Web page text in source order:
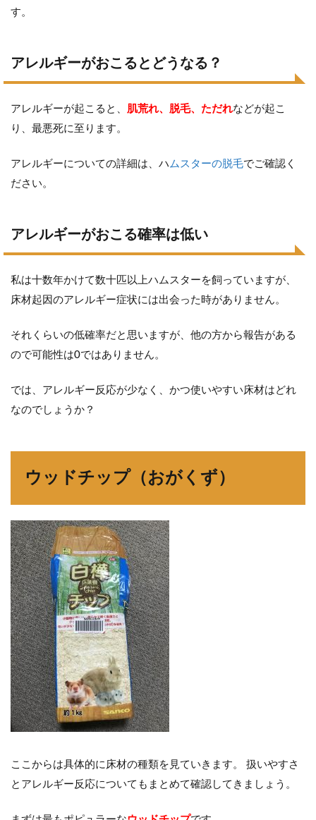
す。
アレルギーがおこるとどうなる？
アレルギーが起こると、 肌荒れ、脱毛、ただれなどが起こ
り、最悪死に至ります。
アレルギーについての詳細は、ハムスターの脱毛でご確認く
ださい。
アレルギーがおこる確率は低い
私は十数年かけて数十匹以上ハムスターを飼っていますが、
床材起因のアレルギー症状には出会った時がありません。
それくらいの低確率だと思いますが、他の方から報告がある
ので可能性は0ではありません。
では、アレルギー反応が少なく、かつ使いやすい床材はどれ
なのでしょうか？
ウッドチップ（おがくず）
ここからは具体的に床材の種類を見ていきます。 扱いやすさ
とアレルギー反応についてもまとめて確認してきましょう。